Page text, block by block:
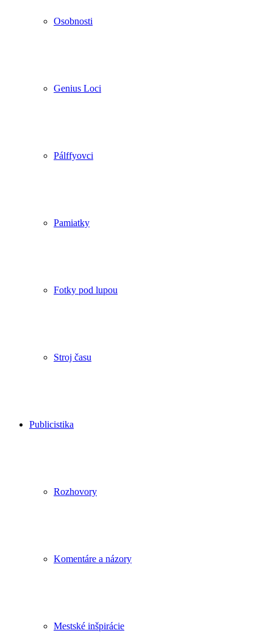
Osobnosti
Genius Loci
Pálffyovci
Pamiatky
Fotky pod lupou
Stroj času
Publicistika
Rozhovory
Komentáre a názory
Mestské inšpirácie